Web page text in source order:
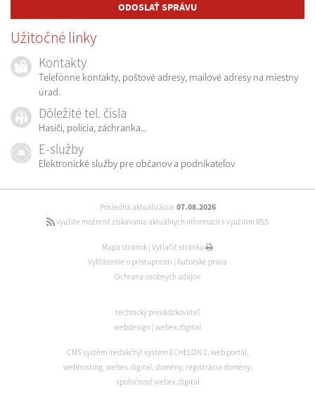
ODOSLAŤ SPRÁVU
Užitočné linky
Kontakty
Telefónne kontakty, poštové adresy, mailové adresy na miestny
úrad.
Dôležité tel. čísla
Hasiči, polícia, záchranka...
E-služby
Elektronické služby pre občanov a podnikateľov
Posledná aktualizácia: 07.08.2026
využite možnosť získavania aktuálnych informácií s využitím RSS
Mapa stránok Vytlačiť stránku
Vyhlásenie o prístupnosti Autorské práva
Ochrana osobných údajov
technický prevádzkovateľ
webdesign webex.digital
CMS systém (redakčný) systém ECHELON 2, web portál ,
webhosting, webex.digital , domény, registrácia domény,
spoločnosť webex.digital